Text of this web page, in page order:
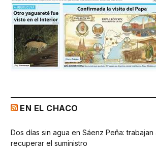
EN EL CHACO
Dos días sin agua en Sáenz Peña:
recuperar el suministro